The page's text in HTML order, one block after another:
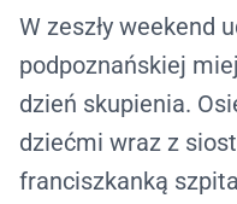
W zeszły weekend
podpoznańskiej
dzień skupienia.
dziećmi wraz z
franciszkanką